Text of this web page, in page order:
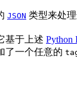
JSON 类型来处理
基于上述 Python
了一个任意的